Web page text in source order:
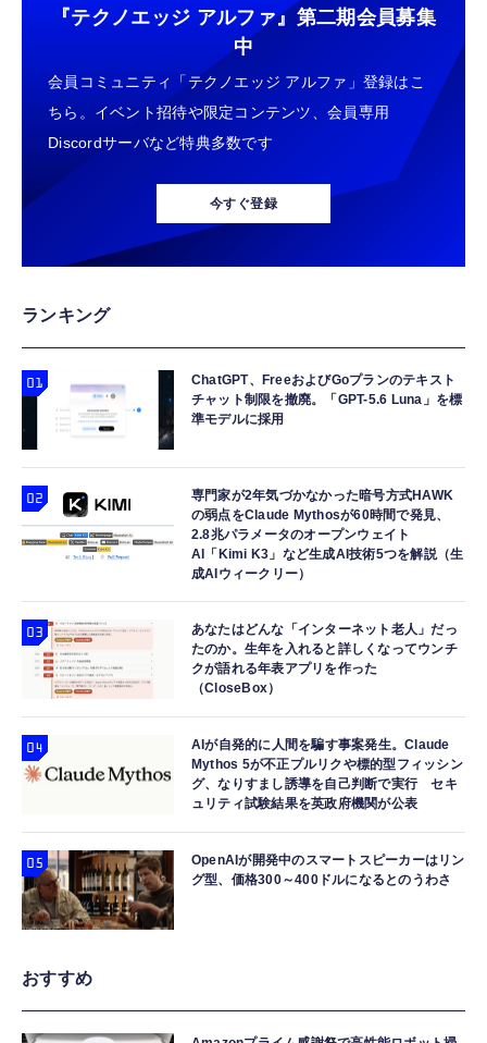
『テクノエッジ アルファ』 第二期会員募集
中
会員コミュニティ「テクノエッジ アルファ」登録はこ
ちら。イベント招待や限定コンテンツ、会員専用
Discordサーバなど特典多数です
今すぐ登録
ランキング
ChatGPT、FreeおよびGoプランのテキスト
チャット制限を撤廃。「GPT-5.6 Luna」を標
準モデルに採用
専門家が2年気づかなかった暗号方式HAWK
の弱点をClaude Mythosが60時間で発見、
2.8兆パラメータのオープンウェイト
AI「Kimi K3」など生成AI技術5つを解説（生
成AIウィークリー）
あなたはどんな「インターネット老人」だっ
たのか。生年を入れると詳しくなってウンチ
クが語れる年表アプリを作った
（CloseBox）
AIが自発的に人間を騙す事案発生。Claude
Mythos 5が不正プルリクや標的型フィッシン
グ、なりすまし誘導を自己判断で実行 セキ
ュリティ試験結果を英政府機関が公表
OpenAIが開発中のスマートスピーカーはリン
グ型、価格300～400ドルになるとのうわさ
おすすめ